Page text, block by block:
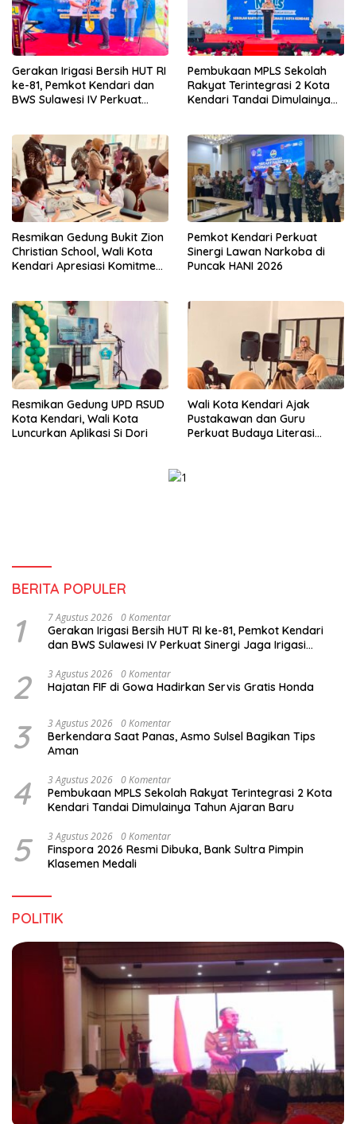
Gerakan Irigasi Bersih HUT RI
ke-81, Pemkot Kendari dan
BWS Sulawesi IV Perkuat
Pembukaan MPLS Sekolah
Rakyat Terintegrasi 2 Kota
Kendari Tandai Dimulainya
Resmikan Gedung Bukit Zion
Christian School, Wali Kota
Kendari Apresiasi Komitmen
Pemkot Kendari Perkuat
Sinergi Lawan Narkoba di
Puncak HANI 2026
Resmikan Gedung UPD RSUD
Kota Kendari, Wali Kota
Luncurkan Aplikasi Si Dori
Wali Kota Kendari Ajak
Pustakawan dan Guru
Perkuat Budaya Literasi
BERITA POPULER
1 7 Agustus 2026 0 Komentar
Gerakan Irigasi Bersih HUT RI ke-81, Pemkot Kendari
dan BWS Sulawesi IV Perkuat Sinergi Jaga Irigasi
2 3 Agustus 2026 0 Komentar
Hajatan FIF di Gowa Hadirkan Servis Gratis Honda
3 3 Agustus 2026 0 Komentar
Berkendara Saat Panas, Asmo Sulsel Bagikan Tips
Aman
4 3 Agustus 2026 0 Komentar
Pembukaan MPLS Sekolah Rakyat Terintegrasi 2 Kota
Kendari Tandai Dimulainya Tahun Ajaran Baru
5 3 Agustus 2026 0 Komentar
Finspora 2026 Resmi Dibuka, Bank Sultra Pimpin
Klasemen Medali
POLITIK